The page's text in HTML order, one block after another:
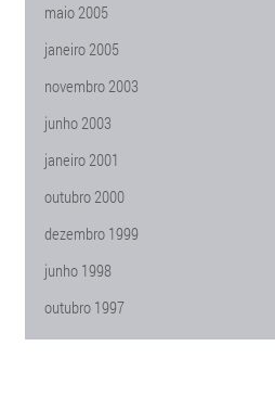
maio 2005
janeiro 2005
novembro 2003
junho 2003
janeiro 2001
outubro 2000
dezembro 1999
junho 1998
outubro 1997